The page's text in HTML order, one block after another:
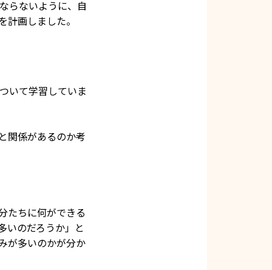
らないように、自
画しました。
いて学習していま
関係があるのか考
たちに何ができる
いのだろうか」と
が多いのかが分か